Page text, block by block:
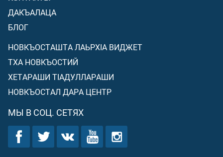
ДАКЪАЛАЦА
БЛОГ
НОВКЪОСТАШТА ЛАЬРХIА ВИДЖЕТ
ТХА НОВКЪОСТИЙ
ХЕТАРАШИ ТIАДУЛЛАРАШИ
НОВКЪОСТАЛ ДАРА ЦЕНТР
МЫ В СОЦ. СЕТЯХ